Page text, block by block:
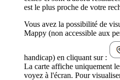
est le plus proche de votre
Vous avez la possibilité de
Mappy (non accessible aux
handicap) en cliquant sur :
La carte affiche uniquement
voyez à l'écran. Pour